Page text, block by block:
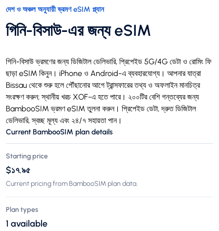
দেশ ও অঞ্চল অনুযায়ী ভ্রমণ eSIM প্ল্যান
গিনি-বিসাউ-এর জন্য eSIM
গিনি-বিসাউ ভ্রমণের জন্য ডিজিটাল ডেলিভারি, প্রিপেইড 5G/4G ডেটা ও রোমিং ফি
ছাড়া eSIM কিনুন। iPhone ও Android-এ ব্যবহারযোগ্য। আপনার যাত্রা
Bissau থেকে শুরু হলে পৌঁছানোর আগে ট্রান্সফারের তথ্য ও অফলাইন মানচিত্র
সংরক্ষণ করুন; স্থানীয় খরচ XOF-এ হতে পারে। ২০০টির বেশি গন্তব্যের জন্য
BambooSIM ভ্রমণ eSIM তুলনা করুন। প্রিপেইড ডেটা, দ্রুত ডিজিটাল
ডেলিভারি, স্বচ্ছ মূল্য এবং ২৪/৭ সহায়তা পান।
Current BambooSIM plan details
Starting price
$১৭.৯৫
Current pricing from BambooSIM plan data.
Plan types
1 available